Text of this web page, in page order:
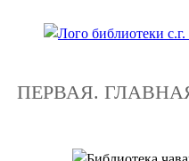
ПЕРВАЯ.